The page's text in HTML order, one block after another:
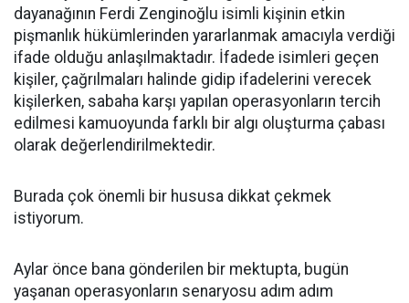
dayanağının Ferdi Zenginoğlu isimli kişinin etkin
pişmanlık hükümlerinden yararlanmak amacıyla verdiği
ifade olduğu anlaşılmaktadır. İfadede isimleri geçen
kişiler, çağrılmaları halinde gidip ifadelerini verecek
kişilerken, sabaha karşı yapılan operasyonların tercih
edilmesi kamuoyunda farklı bir algı oluşturma çabası
olarak değerlendirilmektedir.
Burada çok önemli bir hususa dikkat çekmek
istiyorum.
Aylar önce bana gönderilen bir mektupta, bugün
yaşanan operasyonların senaryosu adım adım